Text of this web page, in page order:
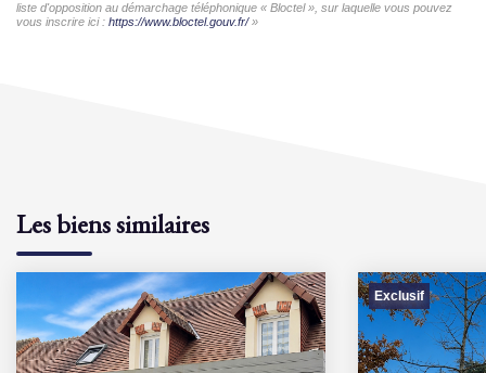
liste d'opposition au démarchage téléphonique « Bloctel », sur laquelle vous pouvez
vous inscrire ici : https://www.bloctel.gouv.fr/»
Les biens similaires
Exclusif